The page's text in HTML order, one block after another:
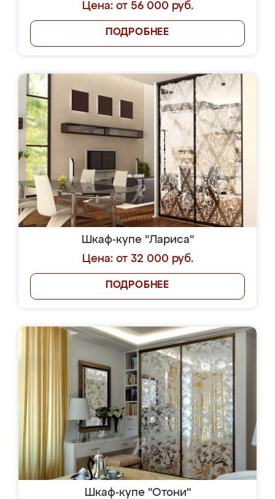
Цена: от 56 000 руб.
ПОДРОБНЕЕ
Шкаф-купе "Лариса"
Цена: от 32 000 руб.
ПОДРОБНЕЕ
Шкаф-купе "Отони"